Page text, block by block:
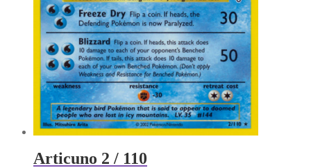
Articuno 2 / 110